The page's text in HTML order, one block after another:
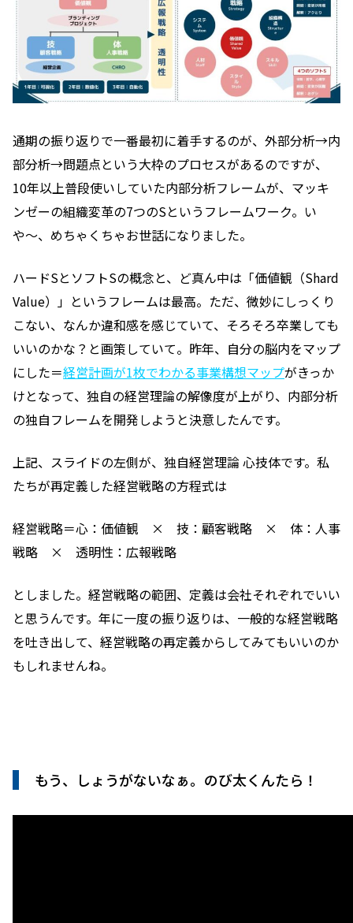
通期の振り返りで一番最初に着手するのが、外部分析→内
部分析→問題点という大枠のプロセスがあるのですが、
10年以上普段使いしていた内部分析フレームが、マッキ
ンゼーの組織変革の7つのSというフレームワーク。い
や〜、めちゃくちゃお世話になりました。
ハードSとソフトSの概念と、ど真ん中は「価値観（Shard
Value）」というフレームは最高。ただ、微妙にしっくり
こない、なんか違和感を感じていて、そろそろ卒業しても
いいのかな？と画策していて。昨年、自分の脳内をマップ
にした＝経営計画が1枚でわかる事業構想マップがきっか
けとなって、独自の経営理論の解像度が上がり、内部分析
の独自フレームを開発しようと決意したんです。
上記、スライドの左側が、独自経営理論 心技体です。私
たちが再定義した経営戦略の方程式は
経営戦略＝心：価値観 × 技：顧客戦略 × 体：人事
戦略 × 透明性：広報戦略
としました。経営戦略の範囲、定義は会社それぞれでいい
と思うんです。年に一度の振り返りは、一般的な経営戦略
を吐き出して、経営戦略の再定義からしてみてもいいのか
もしれませんね。
もう、しょうがないなぁ。のび太くんたら！